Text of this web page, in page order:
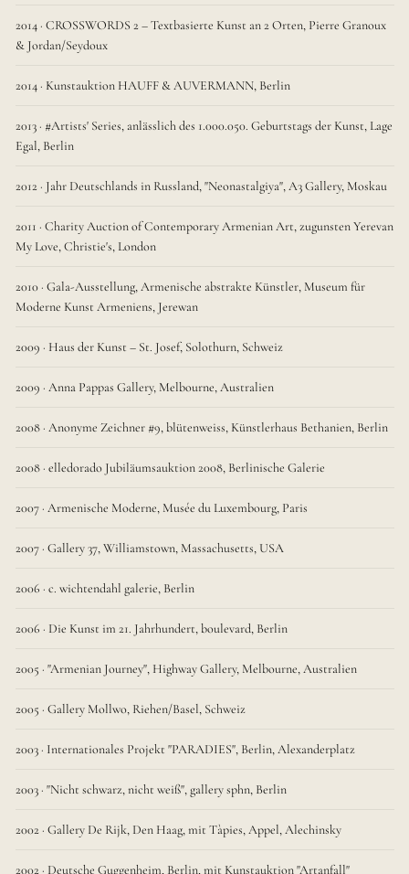
2014 · CROSSWORDS 2 – Textbasierte Kunst an 2 Orten, Pierre Granoux
& Jordan/Seydoux
2014 · Kunstauktion HAUFF & AUVERMANN, Berlin
2013 · #Artists' Series, anlässlich des 1.000.050. Geburtstags der Kunst, Lage
Egal, Berlin
2012 · Jahr Deutschlands in Russland, "Neonastalgiya", A3 Gallery, Moskau
2011 · Charity Auction of Contemporary Armenian Art, zugunsten Yerevan
My Love, Christie's, London
2010 · Gala-Ausstellung, Armenische abstrakte Künstler, Museum für
Moderne Kunst Armeniens, Jerewan
2009 · Haus der Kunst – St. Josef, Solothurn, Schweiz
2009 · Anna Pappas Gallery, Melbourne, Australien
2008 · Anonyme Zeichner #9, blütenweiss, Künstlerhaus Bethanien, Berlin
2008 · elledorado Jubiläumsauktion 2008, Berlinische Galerie
2007 · Armenische Moderne, Musée du Luxembourg, Paris
2007 · Gallery 37, Williamstown, Massachusetts, USA
2006 · c. wichtendahl galerie, Berlin
2006 · Die Kunst im 21. Jahrhundert, boulevard, Berlin
2005 · "Armenian Journey", Highway Gallery, Melbourne, Australien
2005 · Gallery Mollwo, Riehen/Basel, Schweiz
2003 · Internationales Projekt "PARADIES", Berlin, Alexanderplatz
2003 · "Nicht schwarz, nicht weiß", gallery sphn, Berlin
2002 · Gallery De Rijk, Den Haag, mit Tàpies, Appel, Alechinsky
2002 · Deutsche Guggenheim, Berlin, mit Kunstauktion "Artanfall"